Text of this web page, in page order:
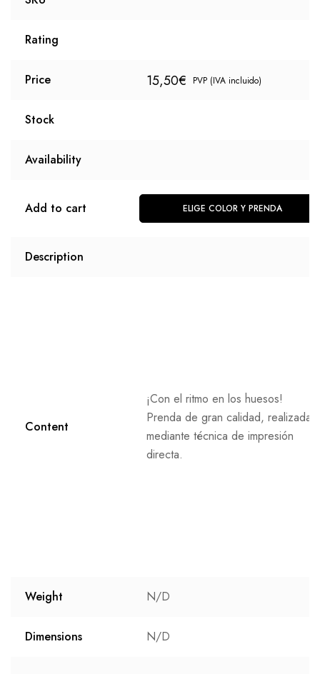
Rating
Price 15,50€ PVP (IVA incluido)
Stock
Availability
Add to cart ELIGE COLOR Y PRENDA
Description
Content
¡Con el ritmo en los huesos!
Prenda de gran calidad, realizada
mediante técnica de impresión
directa.
Weight N/D
Dimensions N/D